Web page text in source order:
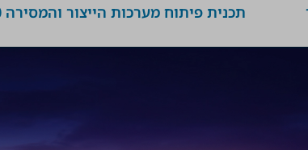
תכנית פיתוח מערכות הייצור והמסירה 2030